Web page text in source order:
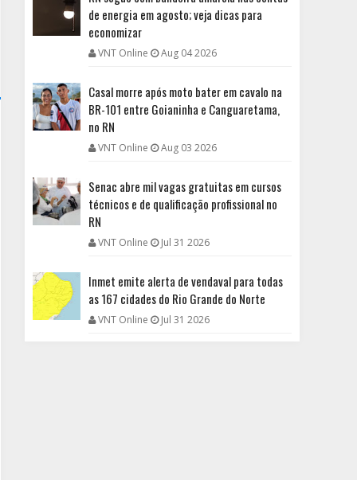
de energia em agosto; veja dicas para
economizar
VNT Online Aug 04 2026
Casal morre após moto bater em cavalo na
BR-101 entre Goianinha e Canguaretama,
no RN
VNT Online Aug 03 2026
Senac abre mil vagas gratuitas em cursos
técnicos e de qualificação profissional no
RN
VNT Online Jul 31 2026
Inmet emite alerta de vendaval para todas
as 167 cidades do Rio Grande do Norte
VNT Online Jul 31 2026